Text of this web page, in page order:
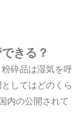
きる？
粉砕品は湿気を呼
してはどのくら
内の公開されて